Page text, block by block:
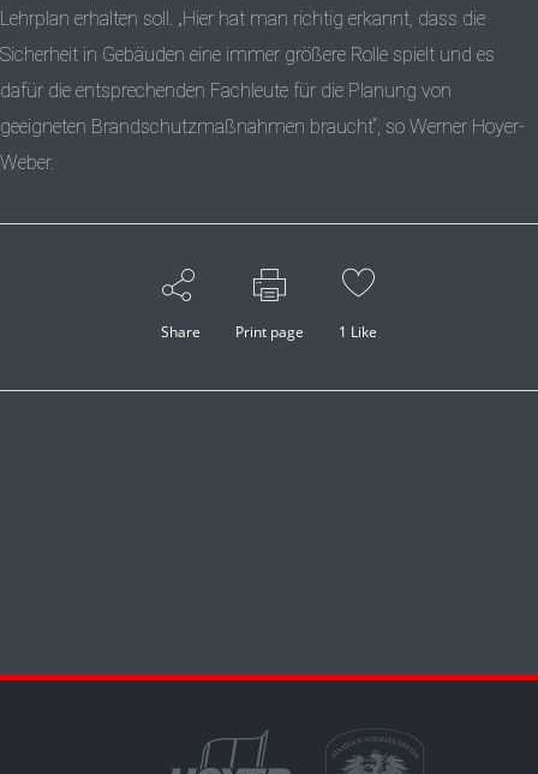
Lehrplan erhalten soll. „Hier hat man richtig erkannt, dass die
Sicherheit in Gebäuden eine immer größere Rolle spielt und es
dafür die entsprechenden Fachleute für die Planung von
geeigneten Brandschutzmaßnahmen braucht“, so Werner Hoyer-
Weber.
Share Print page 1 Like